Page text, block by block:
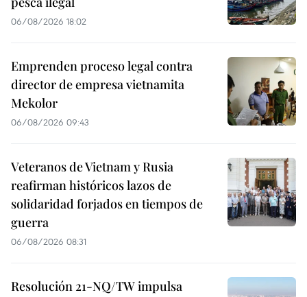
06/08/2026 18:02
Emprenden proceso legal contra
director de empresa vietnamita
Mekolor
06/08/2026 09:43
Veteranos de Vietnam y Rusia
reafirman históricos lazos de
solidaridad forjados en tiempos de
guerra
06/08/2026 08:31
Resolución 21-NQ/TW impulsa